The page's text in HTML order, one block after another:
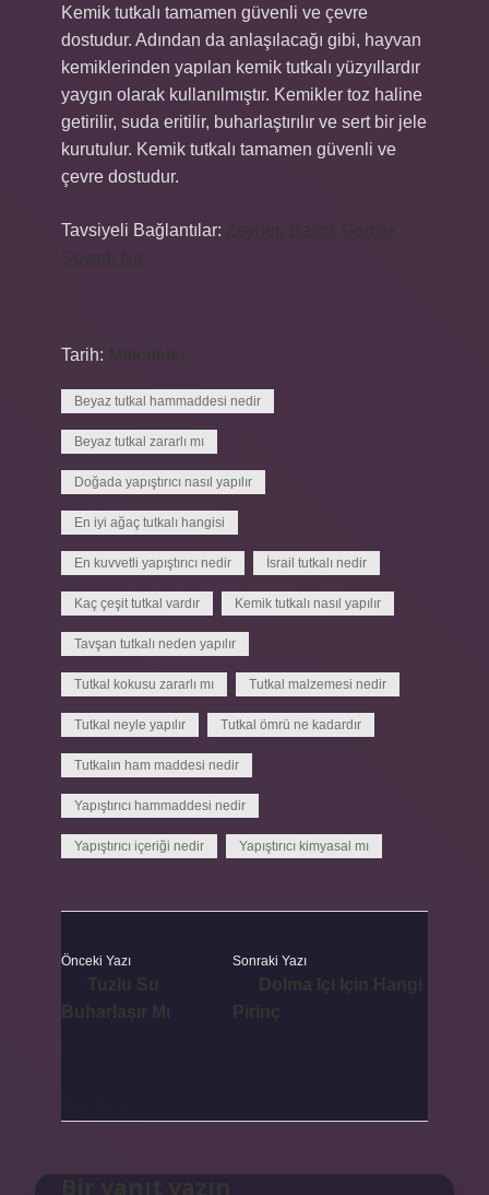
Kemik tutkalı tamamen güvenli ve çevre
dostudur. Adından da anlaşılacağı gibi, hayvan
kemiklerinden yapılan kemik tutkalı yüzyıllardır
yaygın olarak kullanılmıştır. Kemikler toz haline
getirilir, suda eritilir, buharlaştırılır ve sert bir jele
kurutulur. Kemik tutkalı tamamen güvenli ve
çevre dostudur.
Tavsiyeli Bağlantılar:
Tarih:
Beyaz tutkal hammaddesi nedir
Beyaz tutkal zararlı mı
Doğada yapıştırıcı nasıl yapılır
En iyi ağaç tutkalı hangisi
En kuvvetli yapıştırıcı nedir İsrail tutkalı nedir
Kaç çeşit tutkal vardır Kemik tutkalı nasıl yapılır
Tavşan tutkalı neden yapılır
Tutkal kokusu zararlı mı Tutkal malzemesi nedir
Tutkal neyle yapılır Tutkal ömrü ne kadardır
Tutkalın ham maddesi nedir
Yapıştırıcı hammaddesi nedir
Yapıştırıcı içeriği nedir Yapıştırıcı kimyasal mı
Önceki Yazı Sonraki Yazı